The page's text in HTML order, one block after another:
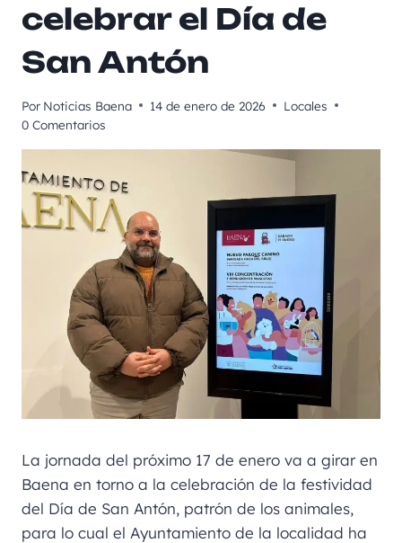
celebrar el Día de
San Antón
Por Noticias Baena 14 de enero de 2026
Locales
0 Comentarios
La jornada del próximo 17 de enero va a girar en
Baena en torno a la celebración de la festividad
del Día de San Antón, patrón de los animales,
para lo cual el Ayuntamiento de la localidad ha